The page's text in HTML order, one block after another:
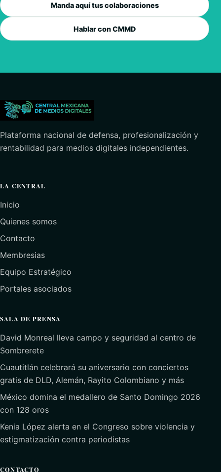
Manda aquí tus colaboraciones
Hablar con CMMD
Plataforma nacional de defensa, profesionalización y
rentabilidad para medios digitales independientes.
LA CENTRAL
Inicio
Quienes somos
Contacto
Membresias
Equipo Estratégico
Portales asociados
SALA DE PRENSA
David Monreal lleva campo y seguridad al centro de
Sombrerete
Cuautitlán celebrará su aniversario con conciertos
gratis de DLD, Alemán, Rayito Colombiano y más
México domina el medallero de Santo Domingo 2026
con 128 oros
Kenia López alerta en el Congreso sobre violencia y
estigmatización contra periodistas
CONTACTO